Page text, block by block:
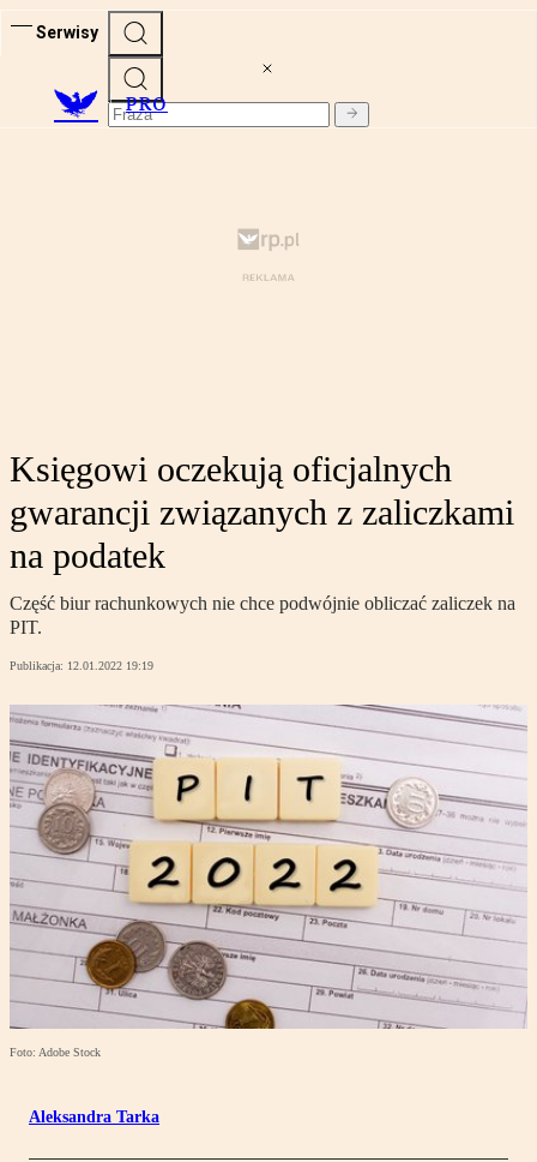
Serwisy
PRO
Księgowi oczekują oficjalnych
gwarancji związanych z zaliczkami
na podatek
Część biur rachunkowych nie chce podwójnie obliczać zaliczek na
PIT.
Publikacja: 12.01.2022 19:19
Foto: Adobe Stock
Aleksandra Tarka